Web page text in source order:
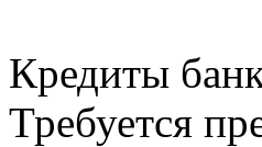
Кредиты
Требуется